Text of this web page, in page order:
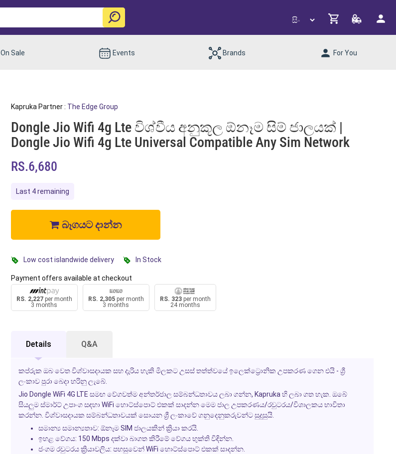
On Sale Events Brands For You
Kapruka Partner : The Edge Group
Dongle Jio Wifi 4g Lte විශ්වීය අනුකූල ඕනෑම සිම් ජාලයක් |
Dongle Jio Wifi 4g Lte Universal Compatible Any Sim Network
RS.6,680
Last 4 remaining
බෑගයට දාන්න
Low cost islandwide delivery In Stock
Payment offers available at checkout
RS. 2,227per month
3 months
RS. 2,305per month
3 months
RS. 323per month
24 months
Details Q&A
කප්රුක ඔබ වෙත විශ්වාසදායක සහ දැරිය හැකි මිලකට උසස් තත්ත්වයේ ඉලෙක්ට්‍රොනික උපකරණ ගෙන එයි - ශ්‍රී
ලංකාව පුරා බෙදා හරිනු ලැබේ.
Jio Dongle WiFi 4G LTE සමඟ වේගවත්ම අන්තර්ජාල සම්බන්ධතාවය ලබා ගන්න, Kapruka හි ලබා ගත හැක. ඔබේ
සියලුම ස්මාර්ට් උපාංග සඳහා WiFi හොට්ස්පොට් එකක් සාදන්න මෙම ජාල උපකරණය/රවුටරය/විශාලකය භාවිතා
කරන්න. විශ්වාසදායක සම්බන්ධතාවයක් සොයන ශ්‍රී ලංකාවේ ගනුදෙනුකරුවන්ට සුදුසුයි.
සමාන්‍ය සමාන්‍යතාව: ඕනෑම SIM ජාලයකින් ක්‍රියා කරයි.
ඉහළ වේගය: 150 Mbps දක්වා බාගත කිරීමේ වේගය භුක්ති විඳින්න.
ජංගම රවුටරය ක්‍රියාවලිය: පහසුවෙන් WiFi හොට්ස්පොට් එකක් සාදන්න.